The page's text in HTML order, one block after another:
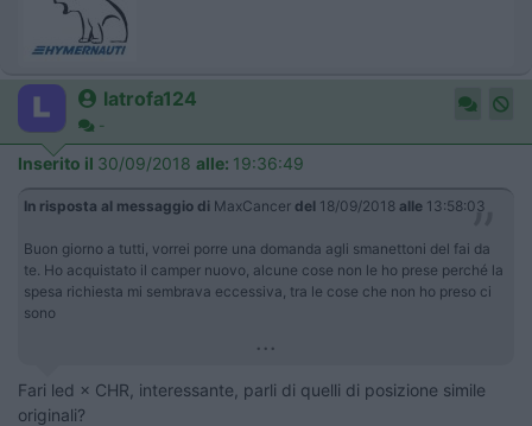
latrofa124
-
Inserito il 30/09/2018 alle: 19:36:49
In risposta al messaggio di MaxCancer del 18/09/2018 alle 13:58:03
Buon giorno a tutti, vorrei porre una domanda agli smanettoni del fai da
te. Ho acquistato il camper nuovo, alcune cose non le ho prese perché la
spesa richiesta mi sembrava eccessiva, tra le cose che non ho preso ci
sono
...
Fari led × CHR, interessante, parli di quelli di posizione simile
originali?